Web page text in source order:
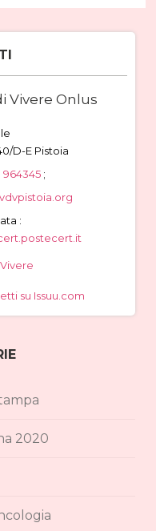
Vivere Onlus
D-E Pistoia
964345 ;
:
su Issuu.com
2020